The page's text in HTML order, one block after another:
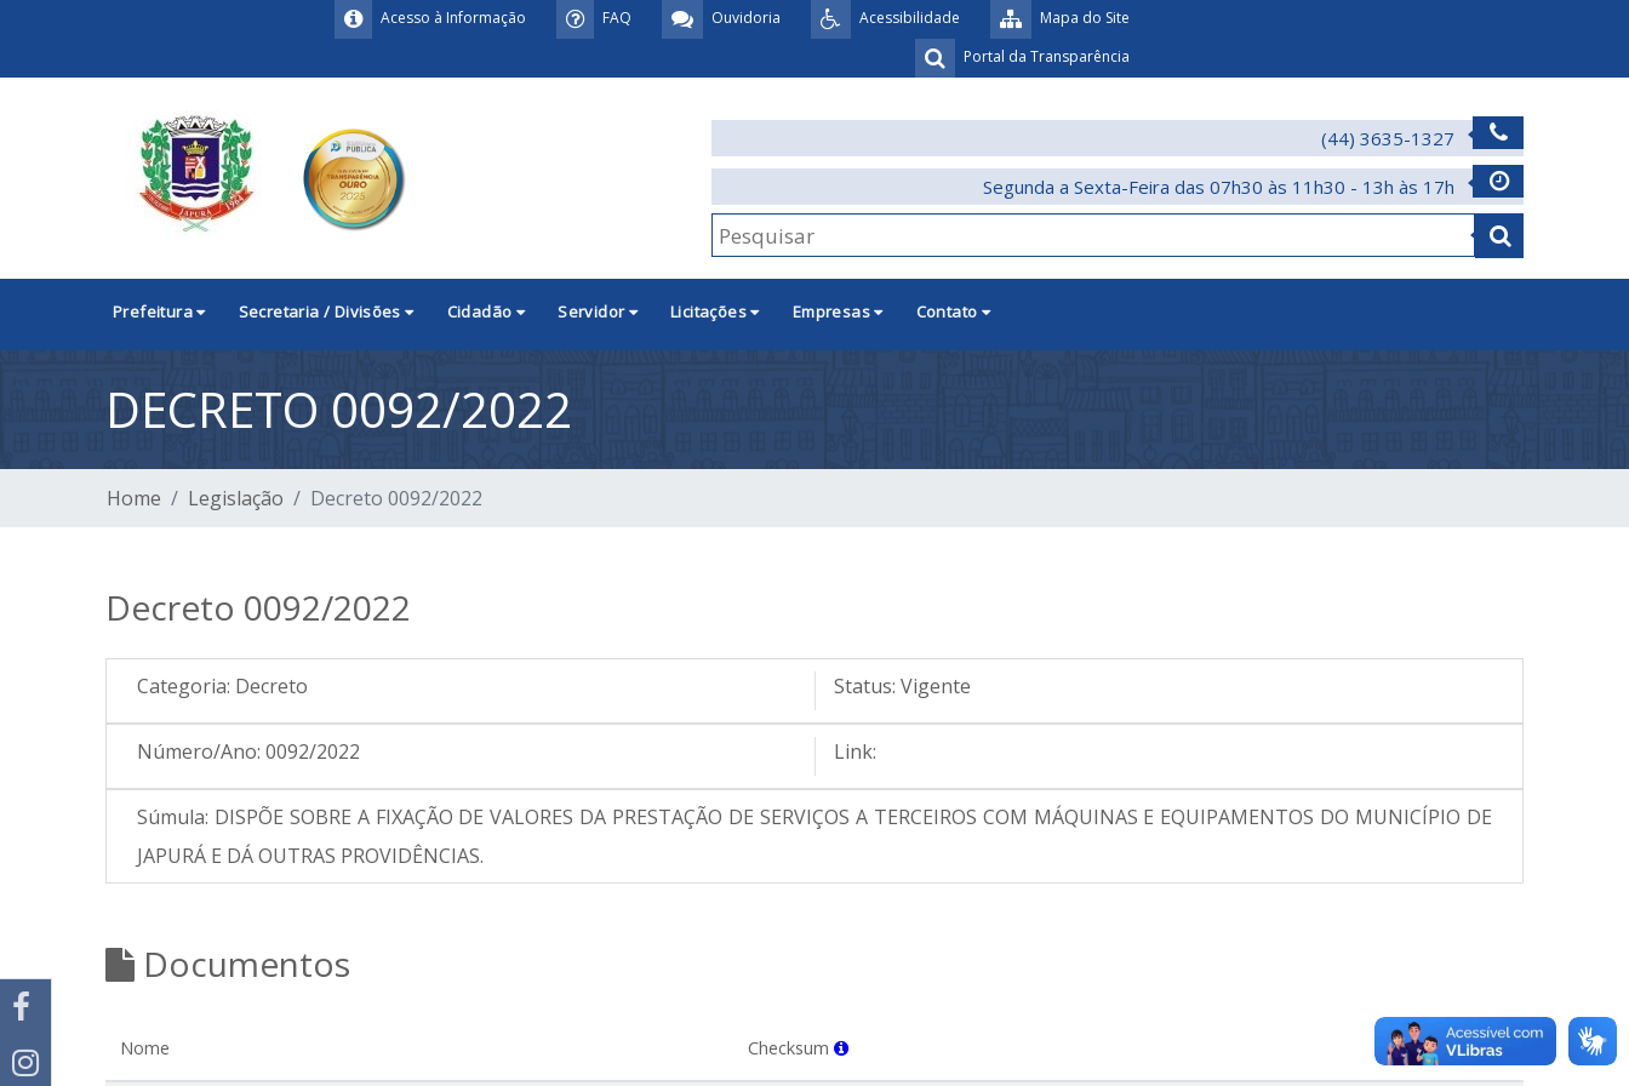
Mapa do Site
Acessibilidade
Ouvidoria
FAQ
Acesso à Informação
Portal da Transparência
(44) 3635-1327
Segunda a Sexta-Feira das 07h30 às 11h30 - 13h às 17h
Prefeitura Secretaria / Divisões Cidadão Servidor Licitações Empresas Contato
DECRETO 0092/2022
Home Legislação Decreto 0092/2022
Decreto 0092/2022
Categoria: Decreto Status: Vigente
Número/Ano: 0092/2022 Link:
Súmula: DISPÕE SOBRE A FIXAÇÃO DE VALORES DA PRESTAÇÃO DE SERVIÇOS A TERCEIROS COM MÁQUINAS E EQUIPAMENTOS DO MUNICÍPIO DE
JAPURÁ E DÁ OUTRAS PROVIDÊNCIAS.
Documentos
Nome Checksum